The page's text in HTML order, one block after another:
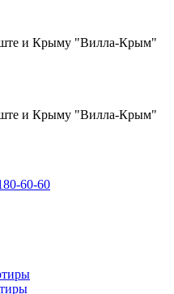
и Крыму "Вилла-Крым"
и Крыму "Вилла-Крым"
60-60